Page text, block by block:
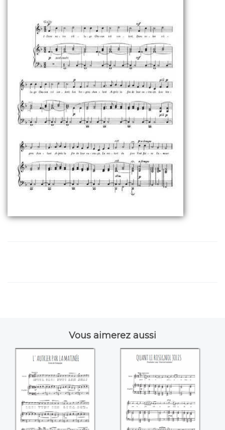
Vous aimerez aussi
L'autrier par la
matinee
Quant li rosignol
jolis